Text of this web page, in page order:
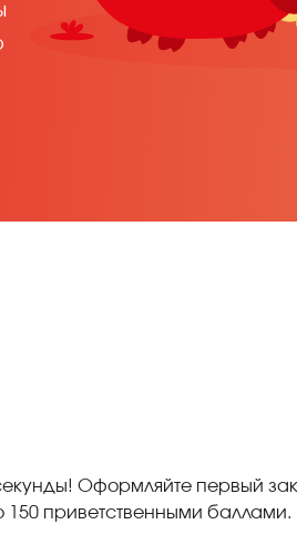
Оформляйте первый
приветственными баллами.